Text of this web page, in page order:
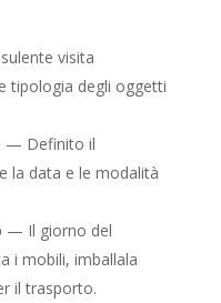
visita
tipologia degli oggetti
— Definito il
la data e le modalità
— Il giorno del
i mobili, imballala
il trasporto.